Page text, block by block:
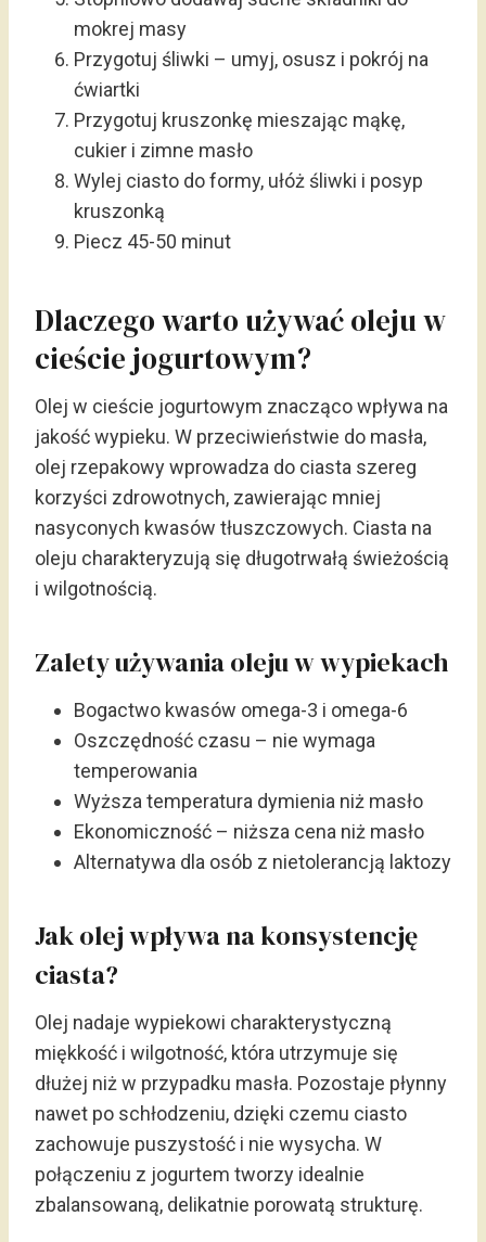
mokrej masy
Przygotuj śliwki – umyj, osusz i pokrój na
ćwiartki
Przygotuj kruszonkę mieszając mąkę,
cukier i zimne masło
Wylej ciasto do formy, ułóż śliwki i posyp
kruszonką
Piecz 45-50 minut
Dlaczego warto używać oleju w
cieście jogurtowym?
Olej w cieście jogurtowym znacząco wpływa na
jakość wypieku. W przeciwieństwie do masła,
olej rzepakowy wprowadza do ciasta szereg
korzyści zdrowotnych, zawierając mniej
nasyconych kwasów tłuszczowych. Ciasta na
oleju charakteryzują się długotrwałą świeżością
i wilgotnością.
Zalety używania oleju w wypiekach
Bogactwo kwasów omega-3 i omega-6
Oszczędność czasu – nie wymaga
temperowania
Wyższa temperatura dymienia niż masło
Ekonomiczność – niższa cena niż masło
Alternatywa dla osób z nietolerancją laktozy
Jak olej wpływa na konsystencję
ciasta?
Olej nadaje wypiekowi charakterystyczną
miękkość i wilgotność, która utrzymuje się
dłużej niż w przypadku masła. Pozostaje płynny
nawet po schłodzeniu, dzięki czemu ciasto
zachowuje puszystość i nie wysycha. W
połączeniu z jogurtem tworzy idealnie
zbalansowaną, delikatnie porowatą strukturę.